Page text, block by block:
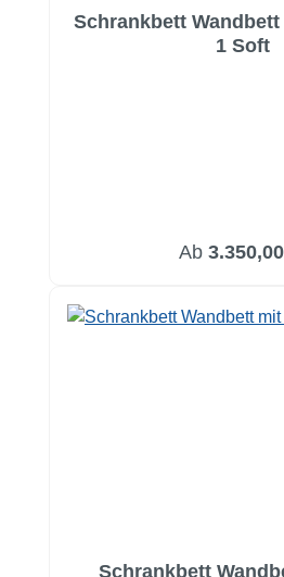
Schrankbett
1 Soft
Ab
Schrankbett